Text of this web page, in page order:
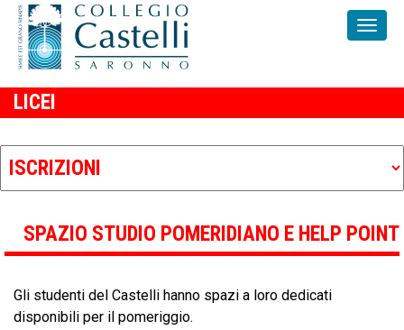
LICEI
SPAZIO STUDIO POMERIDIANO E HELP POINT
Gli studenti del Castelli hanno spazi a loro dedicati
disponibili per il pomeriggio.